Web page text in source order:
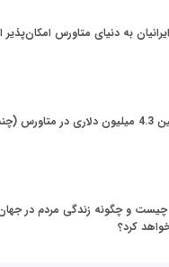
ایرانیان به دنیای متاورس
خرید زمین 4.3 میلیون دلاری در
و چگونه زندگی مردم در جهان
کرد؟